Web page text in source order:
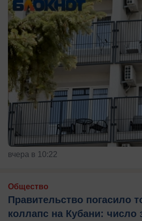
вчера в 10:22
Общество
Правительство погасило
коллапс на Кубани: